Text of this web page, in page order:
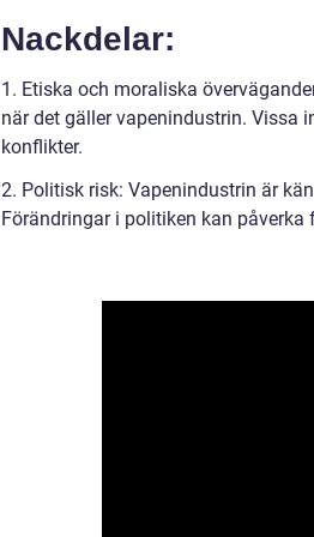
Nackdelar:
1. Etiska och moraliska
när det gäller vapenindustrin. Vissa
konflikter.
2. Politisk risk: Vapenindustrin är
Förändringar i politiken kan